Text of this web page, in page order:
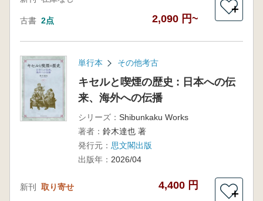
古書 2点 2,090 円~
＋
単行本 その他考古
キセルと喫煙の歴史 : 日本への伝
来、海外への伝播
シリーズ： Shibunkaku Works
著者： 鈴木達也 著
発行元： 思文閣出版
出版年： 2026/04
新刊 取り寄せ 4,400 円
＋